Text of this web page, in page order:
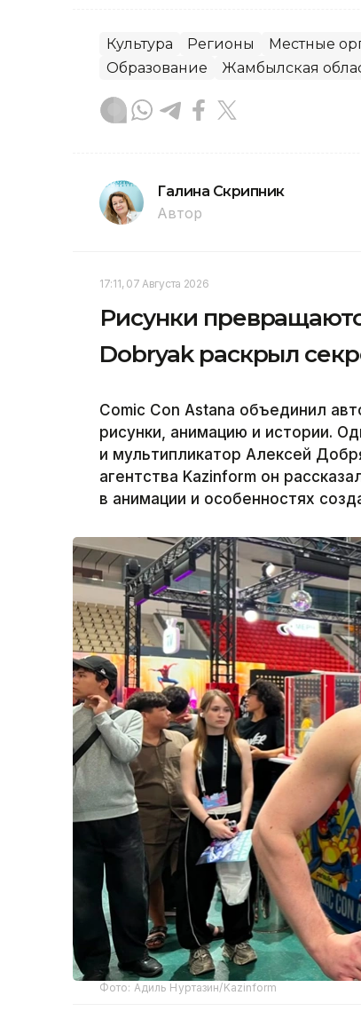
Культура Регионы Местные
Образование
Жамбылская
Галина Скрипник
Автор
17:11, 07 Августа 2026
Рисунки
Dobryak раскрыл
Comic Con Astana объединил
рисунки, анимацию и истории.
и мультипликатор Алексей
агентства Kazinform он
в анимации и особенностях
Фото: Адиль Нуртазин/Kazinform